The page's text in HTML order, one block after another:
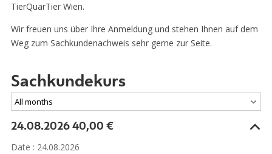
TierQuarTier Wien.
Wir freuen uns über Ihre Anmeldung und stehen Ihnen auf dem
Weg zum Sachkundenachweis sehr gerne zur Seite.
Sachkundekurs
24.08.2026 40,00 €
Date : 24.08.2026